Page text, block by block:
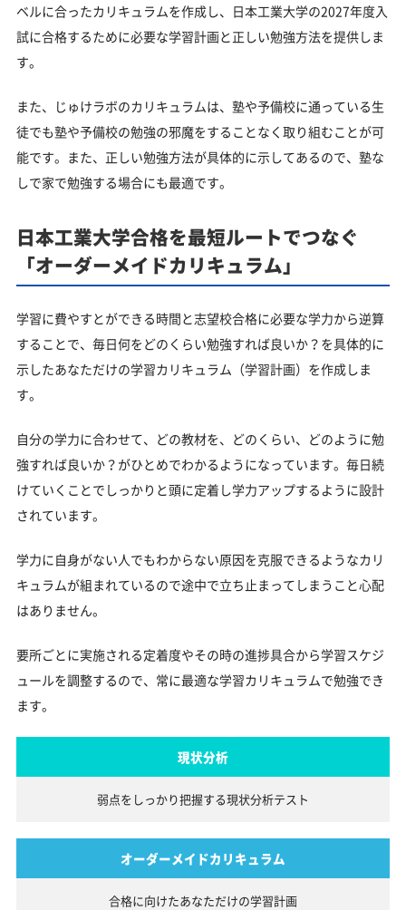
ベルに合ったカリキュラムを作成し、日本工業大学の2027年度入
試に合格するために必要な学習計画と正しい勉強方法を提供しま
す。
また、じゅけラボのカリキュラムは、塾や予備校に通っている生
徒でも塾や予備校の勉強の邪魔をすることなく取り組むことが可
能です。また、正しい勉強方法が具体的に示してあるので、塾な
しで家で勉強する場合にも最適です。
日本工業大学合格を最短ルートでつなぐ
「オーダーメイドカリキュラム」
学習に費やすとができる時間と志望校合格に必要な学力から逆算
することで、毎日何をどのくらい勉強すれば良いか？を具体的に
示したあなただけの学習カリキュラム（学習計画）を作成しま
す。
自分の学力に合わせて、どの教材を、どのくらい、どのように勉
強すれば良いか？がひとめでわかるようになっています。毎日続
けていくことでしっかりと頭に定着し学力アップするように設計
されています。
学力に自身がない人でもわからない原因を克服できるようなカリ
キュラムが組まれているので途中で立ち止まってしまうこと心配
はありません。
要所ごとに実施される定着度やその時の進捗具合から学習スケジ
ュールを調整するので、常に最適な学習カリキュラムで勉強でき
ます。
現状分析
弱点をしっかり把握する現状分析テスト
オーダーメイドカリキュラム
合格に向けたあなただけの学習計画